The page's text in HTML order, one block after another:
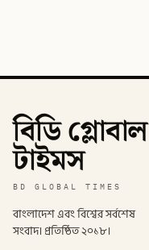
বিডি গ্লোবাল
টাইমস
BD GLOBAL TIMES
বাংলাদেশ এবং বিশ্বের সর্বশেষ
সংবাদ। প্রতিষ্ঠিত ২০১৮।